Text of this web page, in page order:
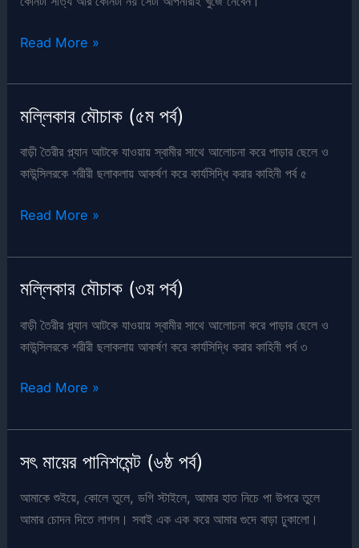
সিঁড়ি
ভাঙতে
পর্ব
১
(মায়ের
Read More »
মল্লিকার মৌচাক (৫ম পর্ব)
বাড়ী তৈরীর প্ল্যান আটকে যাওয়ায় স্বামীর সাথে আলোচনা করে পাড়ার ছেলে ও
কাউন্সিলরকে শরীরী ছলাকলায় আকর্ষণ করে কার্যসিদ্ধি করার কাহিনী পর্ব ৫
মল্লিকার
(৫ম
পর্ব)
Read More »
মল্লিকার মৌচাক (৩য় পর্ব)
বাড়ী তৈরীর প্ল্যান আটকে যাওয়ায় স্বামীর সাথে আলোচনা করে পাড়ার ছেলে ও
কাউন্সিলরকে শরীরী ছলাকলায় আকর্ষণ করে কার্যসিদ্ধি করার কাহিনী পর্ব ৩
মল্লিকার
(৩য়
Read More »
সৎ মায়ের পানিশমেন্ট (৬ষ্ঠ পর্ব)
আমাকে শুইয়ে, কোলে তুলে, ডগি স্টাইলে, আমার হাত নিচে পা উপরে তুলে
আমার চোদন দিতে লাগল। সবাই এক এক করে আমার গুদে বাড়া ঢুকালো।